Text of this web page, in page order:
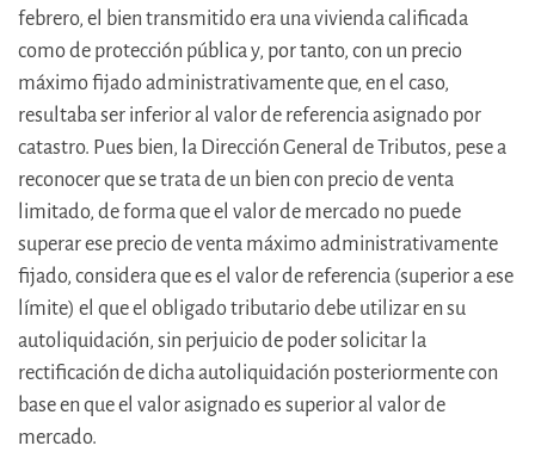
febrero, el bien transmitido era una vivienda calificada
como de protección pública y, por tanto, con un precio
máximo fijado administrativamente que, en el caso,
resultaba ser inferior al valor de referencia asignado por
catastro. Pues bien, la Dirección General de Tributos, pese a
reconocer que se trata de un bien con precio de venta
limitado, de forma que el valor de mercado no puede
superar ese precio de venta máximo administrativamente
fijado, considera que es el valor de referencia (superior a ese
límite) el que el obligado tributario debe utilizar en su
autoliquidación, sin perjuicio de poder solicitar la
rectificación de dicha autoliquidación posteriormente con
base en que el valor asignado es superior al valor de
mercado.